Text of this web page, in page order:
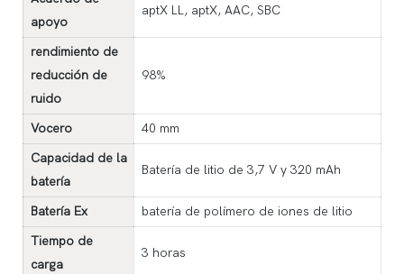
apoyo
aptX LL, aptX, AAC, SBC
rendimiento de
reducción de
ruido
98%
Vocero
40 mm
Capacidad de la
batería
Batería de litio de 3,7 V y 320 mAh
Batería Ex
batería de polímero de iones de litio
Tiempo de
carga
3 horas